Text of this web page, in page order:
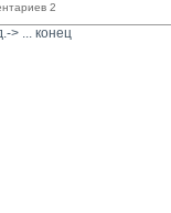
2
> ... конец